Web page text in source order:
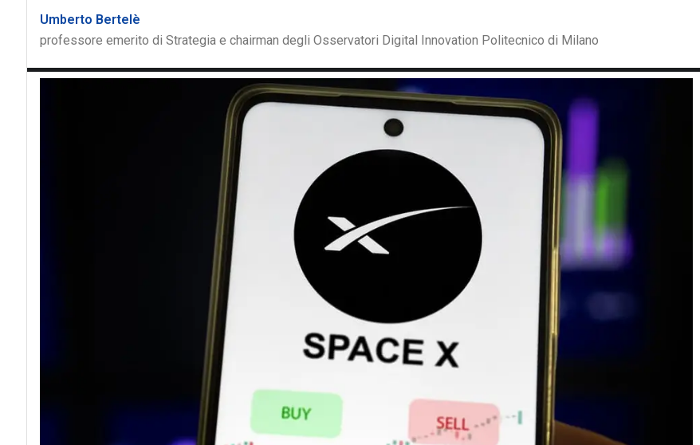
Umberto Bertelè
professore emerito di Strategia e chairman degli Osservatori Digital Innovation Politecnico di Milano